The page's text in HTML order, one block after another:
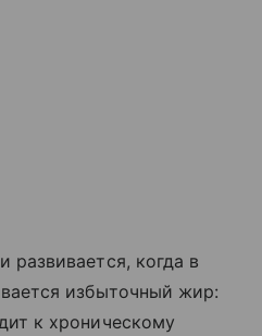
развивается, когда в
избыточный жир:
к хроническому